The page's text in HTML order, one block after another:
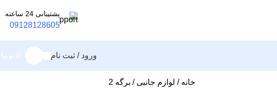
پشتیبانی 24 ساعته
09128128605
ورود / ثبت نام 0
خانه لوازم جانبی برگه 2